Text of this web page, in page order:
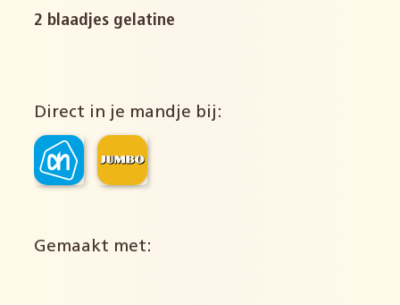
2 blaadjes gelatine
Direct in je mandje bij:
Gemaakt met: